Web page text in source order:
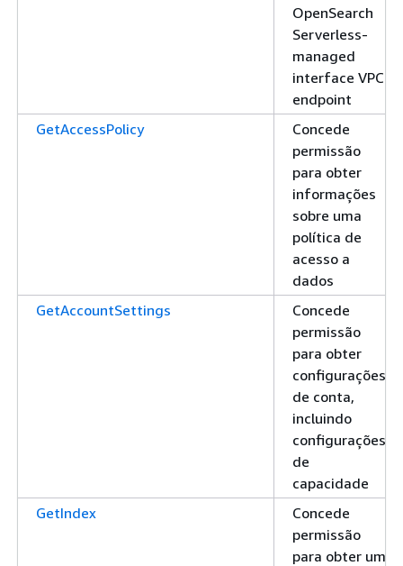
OpenSearch
Serverless-
managed
interface VPC
endpoint
GetAccessPolicy
Concede
permissão
para obter
informações
sobre uma
política de
acesso a
dados
GetAccountSettings
Concede
permissão
para obter
configurações
de conta,
incluindo
configurações
de
capacidade
GetIndex
Concede
permissão
para obter um